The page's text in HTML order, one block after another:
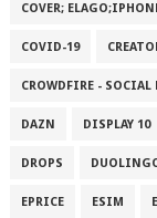
COVER;
COVID-19
CROWDFIRE -
DAZN DISPLAY 10
DROPS
EPRICE ESIM